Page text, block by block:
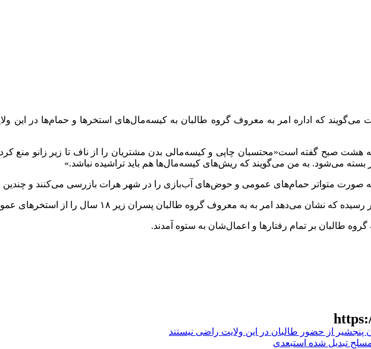
که اداره امر به معروف گروه طالبان به کیسه‌مال‌های استخرها و حمام‌ها در این
هشت صبح گفته است«محتسبان چاپی و کیسه‌مالی بدن مشتریان را از ناف تا زیر زانو منع
بسته می‌شود. به من می‌گویند که ریش‌های کیسه‌مال‌ها هم باید تراشیده نباشد.»
صورت متواتر حمام‌های عمومی و حوض‌های آب‌بازی را در شهر هرات بازرسی می‌کنند و چندین
امر به به معروف گروه طالبان پسران زیر ۱۸ سال را از استخرهای عمومی خارج می‌کنند.
طالبان بر تمام رفتارها و اعمال‌شان به ستوه آمدند.
تبدیل شده استبعدی